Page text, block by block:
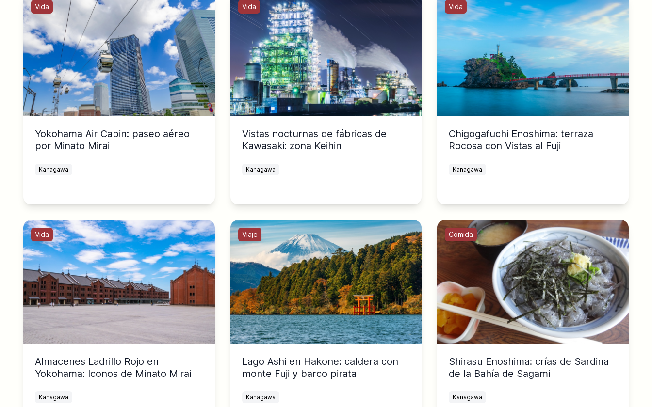
Vida
Yokohama Air Cabin: paseo aéreo
por Minato Mirai
Kanagawa
Vida
Vistas nocturnas de fábricas de
Kawasaki: zona Keihin
Kanagawa
Vida
Chigogafuchi Enoshima: terraza
Rocosa con Vistas al Fuji
Kanagawa
Vida
Almacenes Ladrillo Rojo en
Yokohama: Iconos de Minato Mirai
Kanagawa
Viaje
Lago Ashi en Hakone: caldera con
monte Fuji y barco pirata
Kanagawa
Comida
Shirasu Enoshima: crías de Sardina
de la Bahía de Sagami
Kanagawa